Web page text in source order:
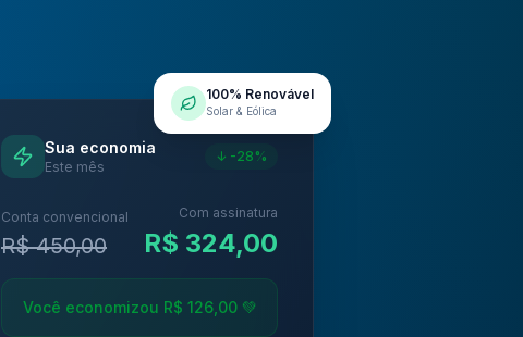
Sua economia
Este mês
↓ -28%
Conta convencional
R$ 450,00
Com assinatura
R$ 324,00
Você economizou R$ 126,00 💚
100% Renovável
Solar & Eólica